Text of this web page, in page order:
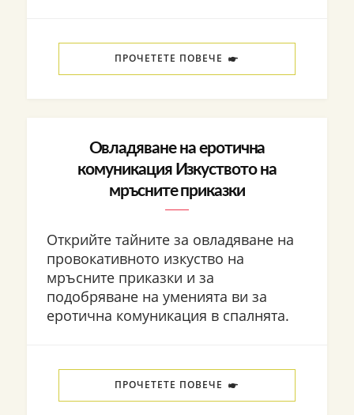
ПРОЧЕТЕТЕ ПОВЕЧЕ
Овладяване на еротична
комуникация Изкуството на
мръсните приказки
Открийте тайните за овладяване на
провокативното изкуство на
мръсните приказки и за
подобряване на уменията ви за
еротична комуникация в спалнята.
ПРОЧЕТЕТЕ ПОВЕЧЕ